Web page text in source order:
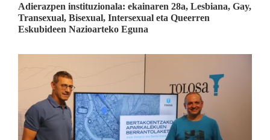
Adierazpen instituzionala: ekainaren 28a, Lesbiana, Gay,
Transexual, Bisexual, Intersexual eta Queerren
Eskubideen Nazioarteko Eguna